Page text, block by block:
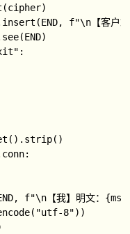
f"\n【客户
f"\n【我】明文：
8"))